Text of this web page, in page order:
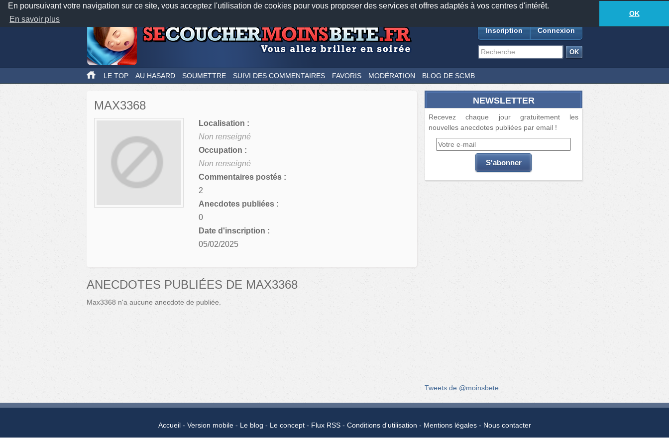
En poursuivant votre navigation sur ce site, vous acceptez l'utilisation de cookies pour vous proposer des services et offres adaptés à vos centres d'intérêt.
En savoir plus
OK
Nos applications mobiles Newsletter Facebook
TwitterFeeds18877anecdotes-326lecteurs connectés
Inscription Connexion
LE TOP AU HASARD SOUMETTRE SUIVI DES COMMENTAIRES FAVORIS MODÉRATION BLOG DE SCMB
MAX3368
Localisation :
Non renseigné
Occupation :
Non renseigné
Commentaires postés :
2
Anecdotes publiées :
0
Date d'inscription :
05/02/2025
ANECDOTES PUBLIÉES DE MAX3368
Max3368 n'a aucune anecdote de publiée.
NEWSLETTER
Recevez chaque jour gratuitement les
nouvelles anecdotes publiées par email !
Tweets de @moinsbete
Accueil Version mobile Le blog Le concept Flux RSS Conditions d'utilisation Mentions légales Nous contacter